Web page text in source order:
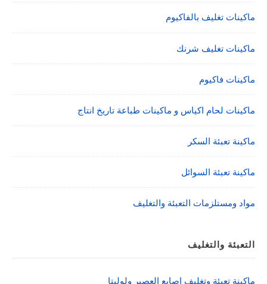
ماكينات تغليف بالفاكيوم
ماكينات تغليف شرنك
ماكينات فاكيوم
ماكينات لحام اكياس و ماكينات طباعة تاريخ انتاج
ماكينة تعبئة السكر
ماكينة تعبئة السوائل
مواد ومستلزمات التعبئة والتغليف
التعبئة والتغليف
ماكينة تعبئة وتغليف اصابع العصير ولوليتا